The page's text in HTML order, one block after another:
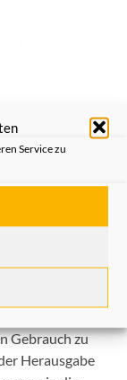
Service zu
Gebrauch zu
Herausgabe